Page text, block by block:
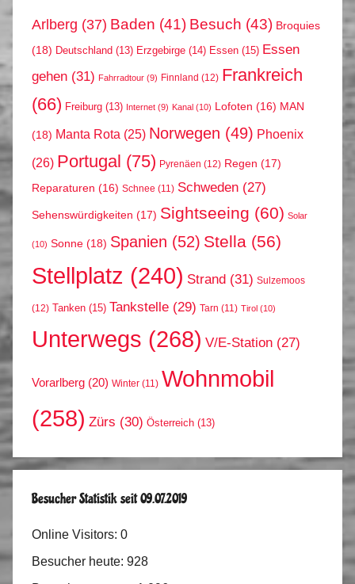
Arlberg (37) Baden (41) Besuch (43) Broquies
(18) Deutschland (13) Erzgebirge (14) Essen (15) Essen
gehen (31) Fahrradtour (9) Finnland (12) Frankreich
(66) Freiburg (13) Internet (9) Kanal (10) Lofoten (16) MAN
(18) Manta Rota (25) Norwegen (49) Phoenix
(26) Portugal (75) Pyrenäen (12) Regen (17)
Reparaturen (16) Schnee (11) Schweden (27)
Sehenswürdigkeiten (17) Sightseeing (60) Solar
(10) Sonne (18) Spanien (52) Stella (56)
Stellplatz (240) Strand (31) Sulzemoos
(12) Tanken (15) Tankstelle (29) Tarn (11) Tirol (10)
Unterwegs (268) V/E-Station (27)
Vorarlberg (20) Winter (11) Wohnmobil
(258) Zürs (30) Österreich (13)
Besucher Statistik seit 09.07.2019
Online Visitors: 0
Besucher heute: 928